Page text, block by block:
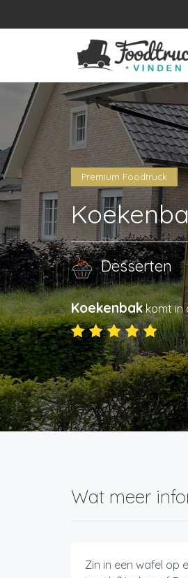
Premium Foodtruck
Desserten
Koekenbakkomt in
Wat meer
Zin in een wafel op